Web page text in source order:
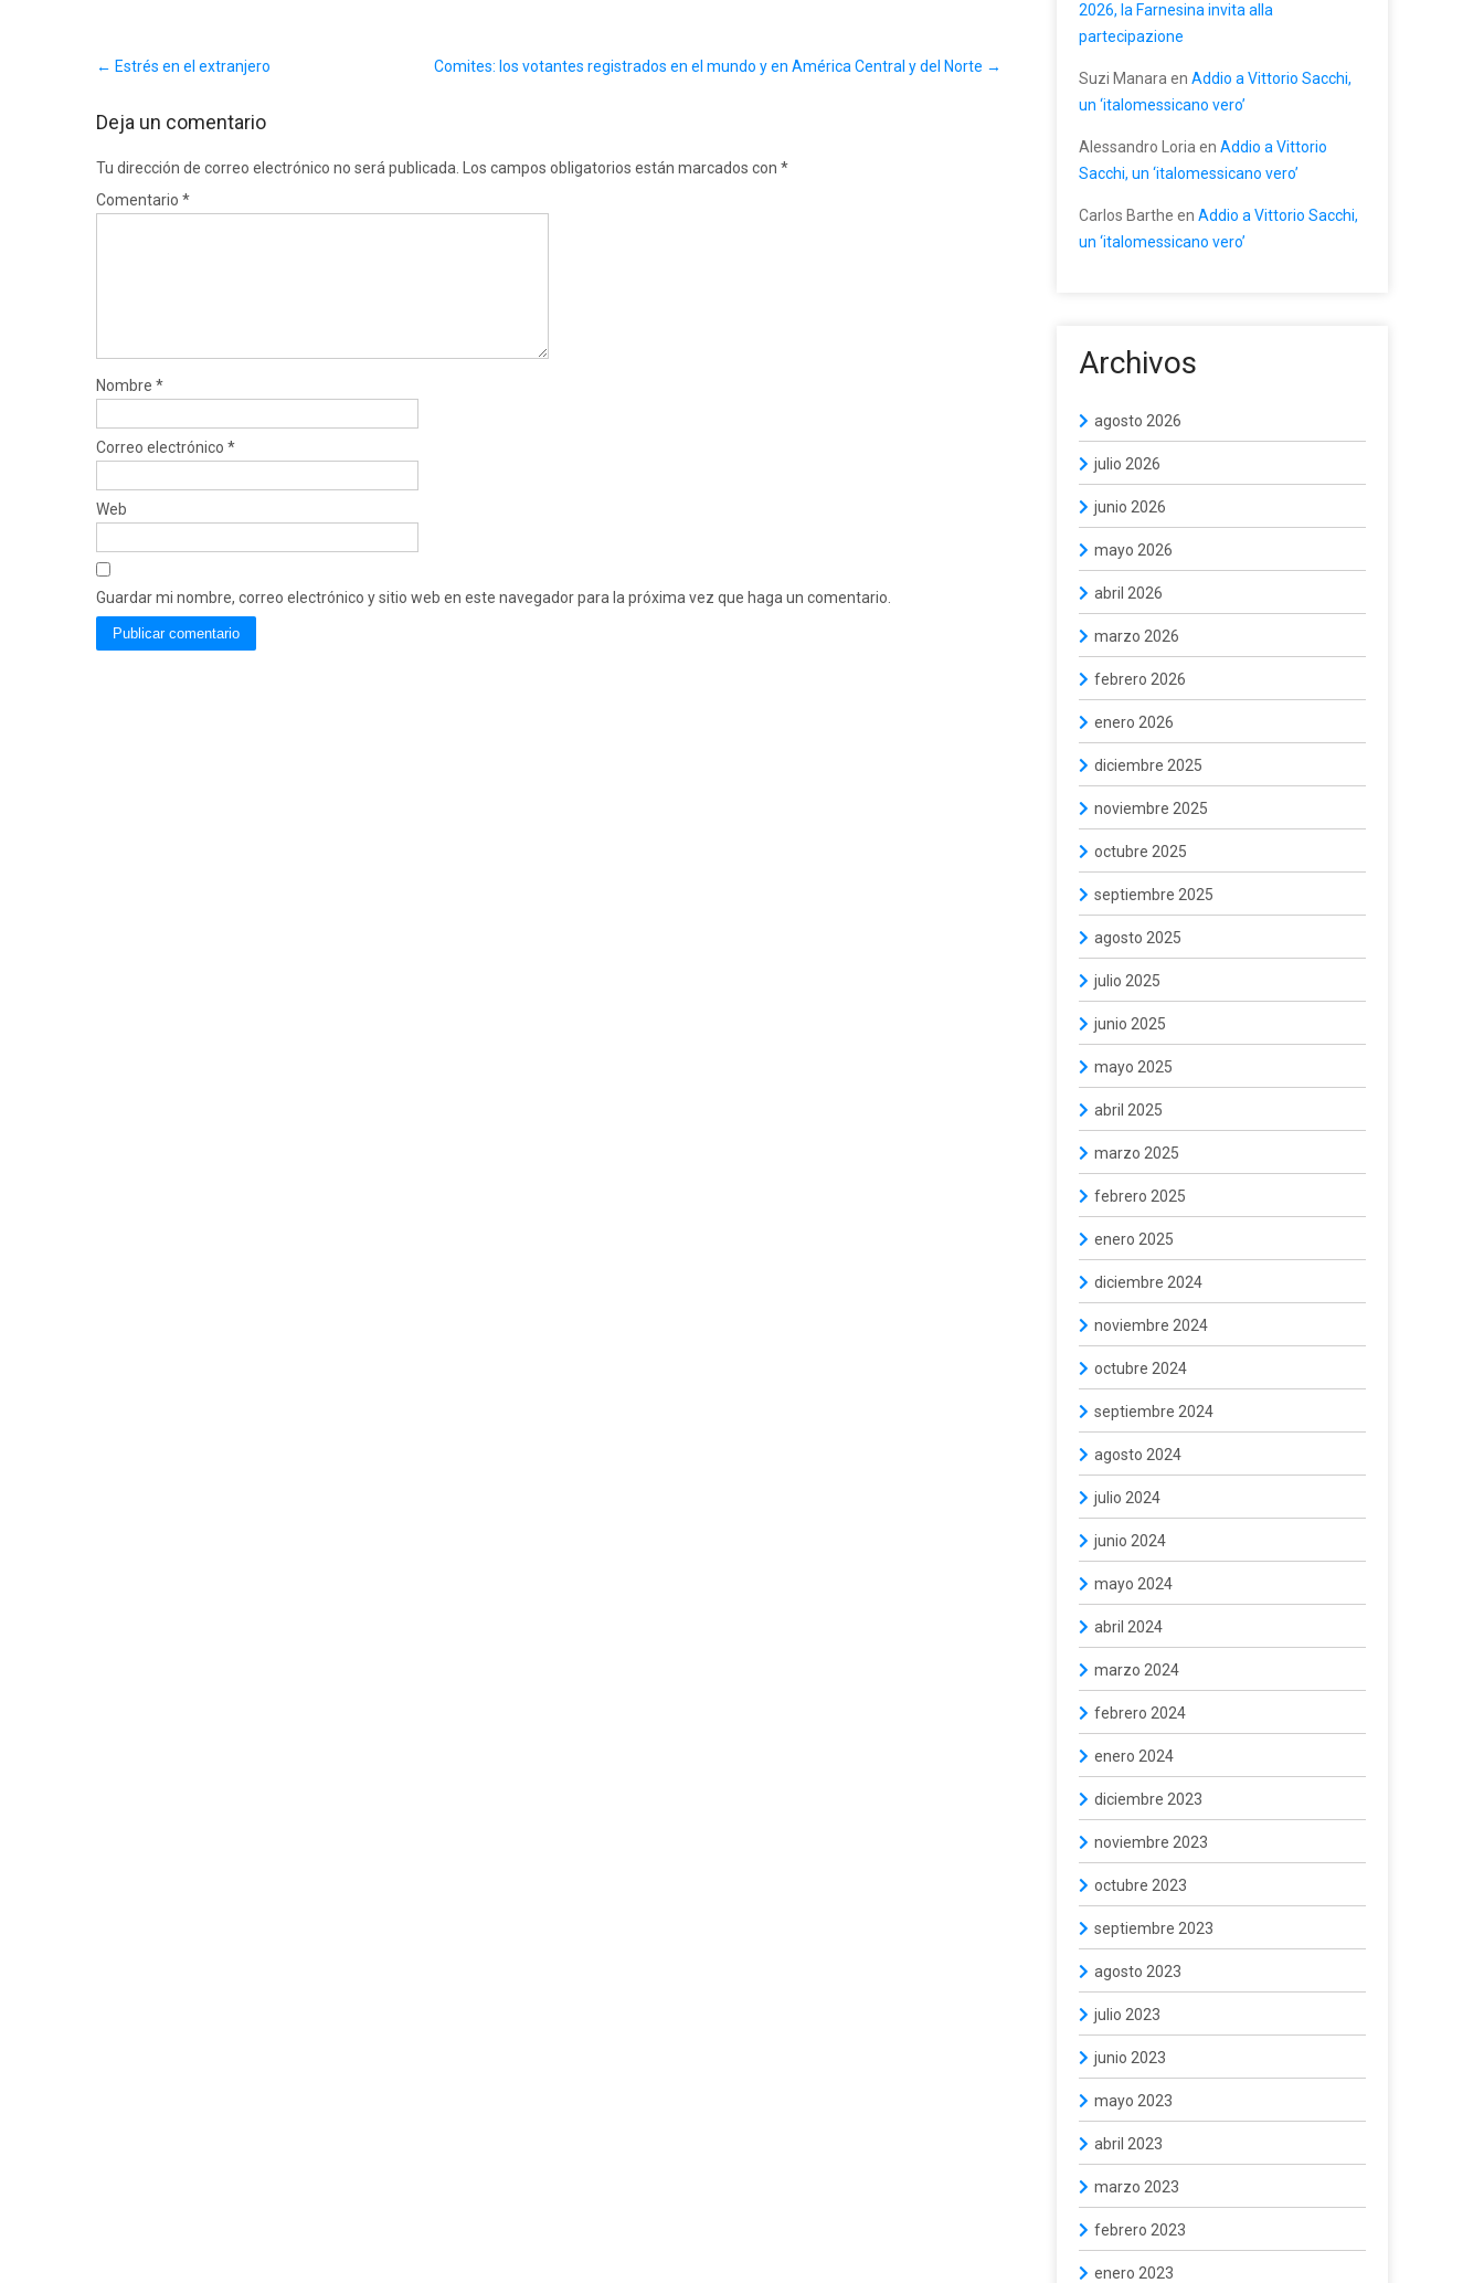
navigation
← Estrés en el extranjero Comites: los votantes registrados en el mundo y en América Central y del Norte →
Deja un comentario
Tu dirección de correo electrónico no será publicada. Los campos obligatorios están marcados con *
Comentario *
Nombre *
Correo electrónico *
Web
Guardar mi nombre, correo electrónico y sitio web en este navegador para la próxima vez que haga un comentario.
2026, la Farnesina invita alla
partecipazione
Suzi Manara en Addio a Vittorio Sacchi,
un ‘italomessicano vero’
Alessandro Loria en Addio a Vittorio
Sacchi, un ‘italomessicano vero’
Carlos Barthe en Addio a Vittorio Sacchi,
un ‘italomessicano vero’
Archivos
agosto 2026
julio 2026
junio 2026
mayo 2026
abril 2026
marzo 2026
febrero 2026
enero 2026
diciembre 2025
noviembre 2025
octubre 2025
septiembre 2025
agosto 2025
julio 2025
junio 2025
mayo 2025
abril 2025
marzo 2025
febrero 2025
enero 2025
diciembre 2024
noviembre 2024
octubre 2024
septiembre 2024
agosto 2024
julio 2024
junio 2024
mayo 2024
abril 2024
marzo 2024
febrero 2024
enero 2024
diciembre 2023
noviembre 2023
octubre 2023
septiembre 2023
agosto 2023
julio 2023
junio 2023
mayo 2023
abril 2023
marzo 2023
febrero 2023
enero 2023